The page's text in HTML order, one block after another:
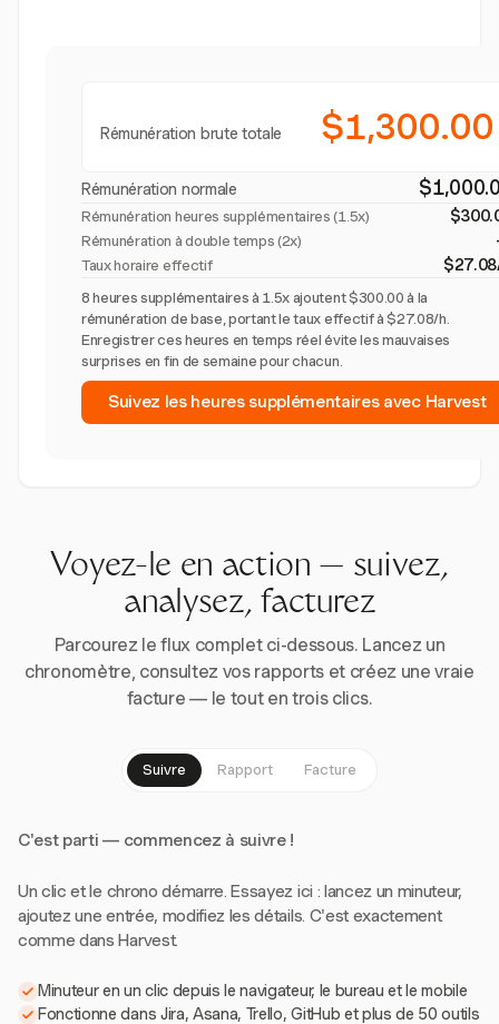
Rémunération brute totale $1,300.00
Rémunération normale
Rémunération heures supplémentaires (1.5x)
Rémunération à double temps (2x)
Taux horaire effectif
8 heures supplémentaires à 1.5x ajoutent $300.00 à la
rémunération de base, portant le taux effectif à $27.08/h.
Enregistrer ces heures en temps réel évite les mauvaises
surprises en fin de semaine pour chacun.
Suivez les heures supplémentaires avec Harvest
Voyez-le en action — suivez,
analysez, facturez
Parcourez le flux complet ci-dessous. Lancez un
chronomètre, consultez vos rapports et créez une vraie
facture — le tout en trois clics.
Suivre Rapport Facture
C'est parti — commencez à suivre !
Un clic et le chrono démarre. Essayez ici : lancez un minuteur,
ajoutez une entrée, modifiez les détails. C'est exactement
comme dans Harvest.
Minuteur en un clic depuis le navigateur, le bureau et le mobile
Fonctionne dans Jira, Asana, Trello, GitHub et plus de 50 outils